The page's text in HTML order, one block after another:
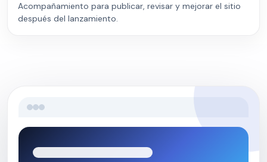
Acompañamiento para publicar, revisar y mejorar el sitio
después del lanzamiento.